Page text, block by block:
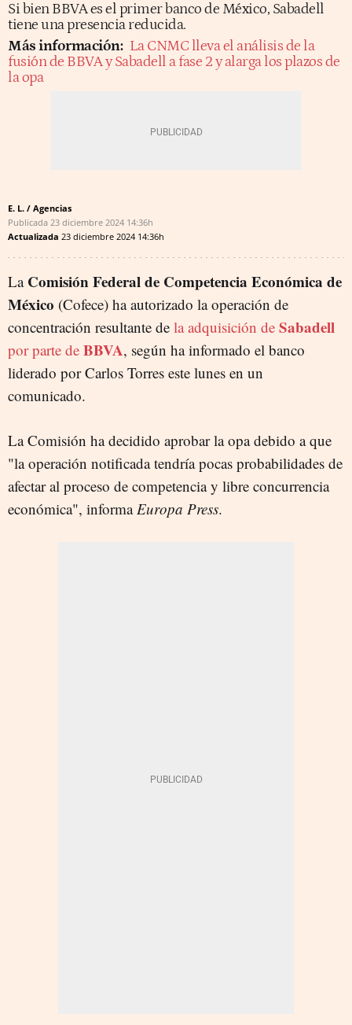
Si bien BBVA es el primer banco de México, Sabadell
tiene una presencia reducida.
Más información: La CNMC lleva el análisis de la
fusión de BBVA y Sabadell a fase 2 y alarga los plazos de
la opa
E. L. / Agencias
Publicada 23 diciembre 2024 14:36h
Actualizada 23 diciembre 2024 14:36h
La Comisión Federal de Competencia Económica de
México (Cofece) ha autorizado la operación de
concentración resultante de la adquisición de Sabadell
por parte de BBVA, según ha informado el banco
liderado por Carlos Torres este lunes en un
comunicado.
La Comisión ha decidido aprobar la opa debido a que
"la operación notificada tendría pocas probabilidades de
afectar al proceso de competencia y libre concurrencia
económica", informaEuropa Press.